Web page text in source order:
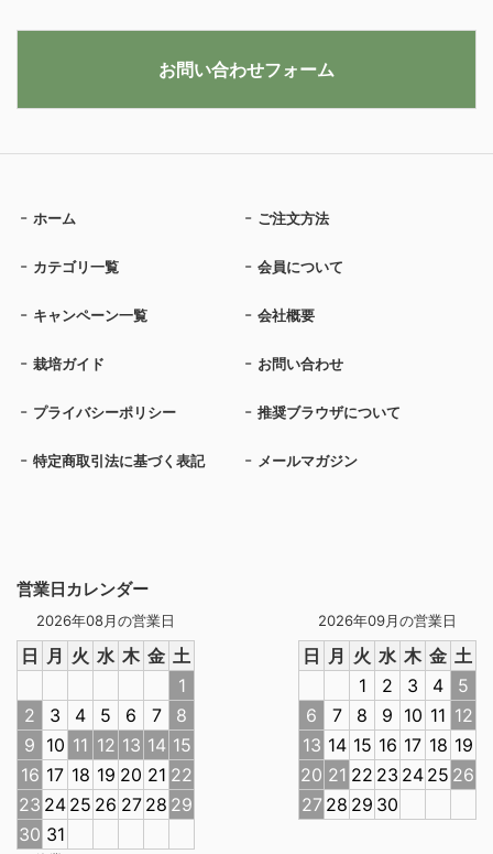
営業日カレンダー
2026年08月の営業日
日 月 火 水 木 金 土
1
2
3 4 5 6 7
8
9 10 11 12 13 14 15
16 17 18 19 20 21 22
23 24 25 26 27 28 29
30 31
2026年09月の営業日
日 月 火 水 木 金 土
1
2 3 4
5
6
7 8 9 10 11 12
13 14 15 16 17 18 19
20 21 22 23 24 25 26
27 28 29 30
ホーム ご注文方法
カテゴリ一覧 会員について
キャンペーン一覧 会社概要
栽培ガイド お問い合わせ
プライバシーポリシー 推奨ブラウザについて
特定商取引法に基づく表記 メールマガジン
お問い合わせフォーム